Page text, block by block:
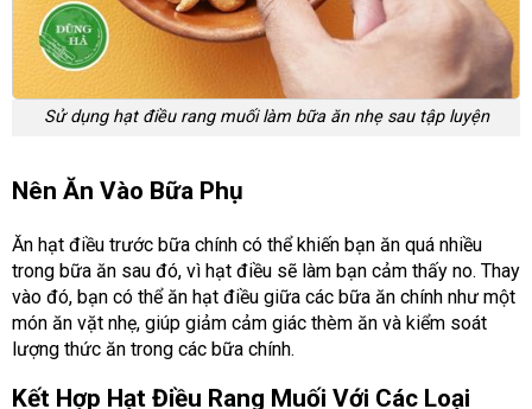
Sử dụng hạt điều rang muối làm bữa ăn nhẹ sau tập luyện
Nên Ăn Vào Bữa Phụ
Ăn hạt điều trước bữa chính có thể khiến bạn ăn quá nhiều
trong bữa ăn sau đó, vì hạt điều sẽ làm bạn cảm thấy no. Thay
vào đó, bạn có thể ăn hạt điều giữa các bữa ăn chính như một
món ăn vặt nhẹ, giúp giảm cảm giác thèm ăn và kiểm soát
lượng thức ăn trong các bữa chính.
Kết Hợp Hạt Điều Rang Muối Với Các Loại